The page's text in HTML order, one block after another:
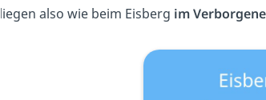
liegen also wie beim Eisberg im